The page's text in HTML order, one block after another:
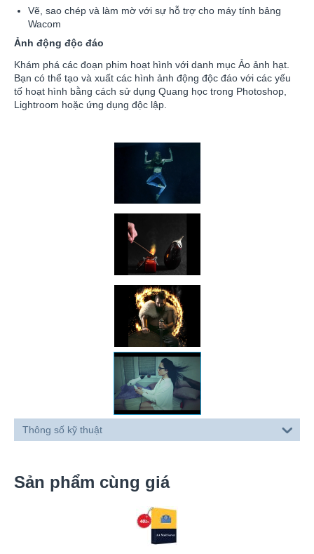
Vẽ, sao chép và làm mờ với sự hỗ trợ cho máy tính bảng
Wacom
Ảnh động độc đáo
Khám phá các đoạn phim hoạt hình với danh mục Ảo ảnh hạt.
Bạn có thể tạo và xuất các hình ảnh động độc đáo với các yếu
tố hoạt hình bằng cách sử dụng Quang học trong Photoshop,
Lightroom hoặc ứng dụng độc lập.
Thông số kỹ thuật
Sản phẩm cùng giá